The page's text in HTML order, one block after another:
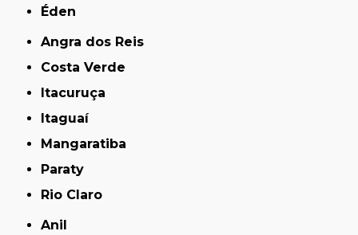
Éden
Angra dos Reis
Costa Verde
Itacuruça
Itaguaí
Mangaratiba
Paraty
Rio Claro
Anil